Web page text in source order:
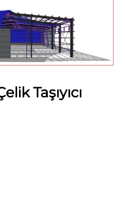
Taşıyıcı